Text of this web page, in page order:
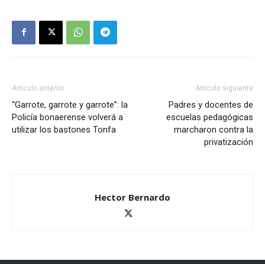
Artículo anterior
“Garrote, garrote y garrote”: la
Policía bonaerense volverá a
utilizar los bastones Tonfa
Artículo siguiente
Padres y docentes de
escuelas pedagógicas
marcharon contra la
privatización
Hector Bernardo